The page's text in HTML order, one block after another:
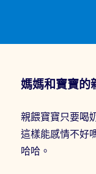
媽媽和寶寶的
親餵寶寶只要喝
這樣能感情不好
哈哈。